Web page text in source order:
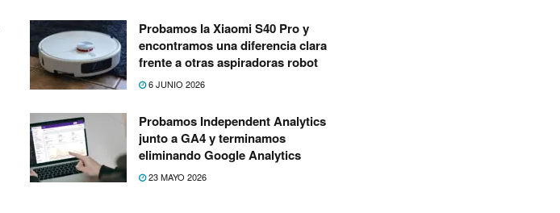
Probamos la Xiaomi S40 Pro y
encontramos una diferencia clara
frente a otras aspiradoras robot
6 JUNIO 2026
Probamos Independent Analytics
junto a GA4 y terminamos
eliminando Google Analytics
23 MAYO 2026